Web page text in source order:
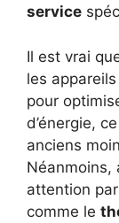
service
Il est vrai
les
pour
d’énergie,
anciens
Néanmoins,
attention
comme le